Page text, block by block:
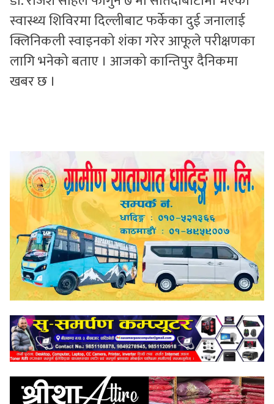
स्वास्थ्य शिविरमा दिल्लीबाट फर्केका दुई जनालाई
क्लिनिकली स्वाइनको शंका गरेर आफूले परीक्षणका
लागि भनेको बताए । आजको कान्तिपुर दैनिकमा
खबर छ ।